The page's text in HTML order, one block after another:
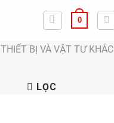
0
THIẾT BỊ VÀ VẬT TƯ KHÁC
LỌC